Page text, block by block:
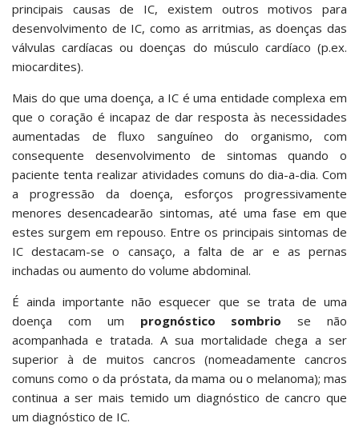
principais causas de IC, existem outros motivos para
desenvolvimento de IC, como as arritmias, as doenças das
válvulas cardíacas ou doenças do músculo cardíaco (p.ex.
miocardites).
Mais do que uma doença, a IC é uma entidade complexa em
que o coração é incapaz de dar resposta às necessidades
aumentadas de fluxo sanguíneo do organismo, com
consequente desenvolvimento de sintomas quando o
paciente tenta realizar atividades comuns do dia-a-dia. Com
a progressão da doença, esforços progressivamente
menores desencadearão sintomas, até uma fase em que
estes surgem em repouso. Entre os principais sintomas de
IC destacam-se o cansaço, a falta de ar e as pernas
inchadas ou aumento do volume abdominal.
É ainda importante não esquecer que se trata de uma
doença com um prognóstico sombrio se não
acompanhada e tratada. A sua mortalidade chega a ser
superior à de muitos cancros (nomeadamente cancros
comuns como o da próstata, da mama ou o melanoma); mas
continua a ser mais temido um diagnóstico de cancro que
um diagnóstico de IC.